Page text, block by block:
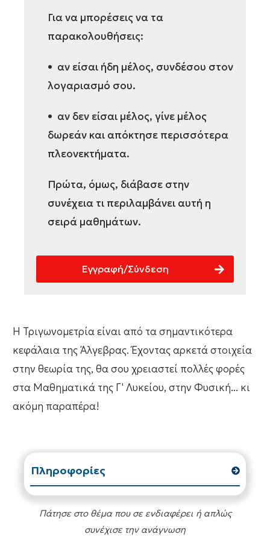
Για να μπορέσεις να τα
παρακολουθήσεις:
• αν είσαι ήδη μέλος, συνδέσου στον
λογαριασμό σου.
• αν δεν είσαι μέλος, γίνε μέλος
δωρεάν και απόκτησε περισσότερα
πλεονεκτήματα.
Πρώτα, όμως, διάβασε στην
συνέχεια τι περιλαμβάνει αυτή η
σειρά μαθημάτων.
Εγγραφή/Σύνδεση
Η Τριγωνομετρία είναι από τα σημαντικότερα
κεφάλαια της Άλγεβρας. Έχοντας αρκετά στοιχεία
στην θεωρία της, θα σου χρειαστεί πολλές φορές
στα Μαθηματικά της Γ' Λυκείου, στην Φυσική... κι
ακόμη παραπέρα!
Πληροφορίες
Πάτησε στο θέμα που σε ενδιαφέρει ή απλώς
συνέχισε την ανάγνωση